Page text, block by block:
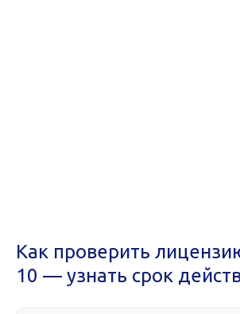
Как проверить
10 — узнать срок